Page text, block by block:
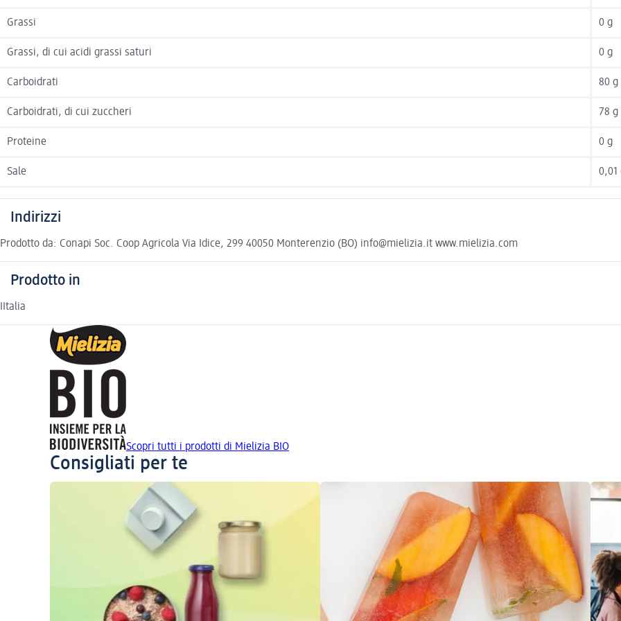
Grassi 0 g
Grassi, di cui acidi grassi saturi 0 g
Carboidrati 80 g
Carboidrati, di cui zuccheri 78 g
Proteine 0 g
Sale 0,01
Indirizzi
Prodotto da: Conapi Soc. Coop Agricola Via Idice, 299 40050 Monterenzio (BO) info@mielizia.it www.mielizia.com
Prodotto in
IItalia
Scopri tutti i prodotti di Mielizia BIO
Consigliati per te